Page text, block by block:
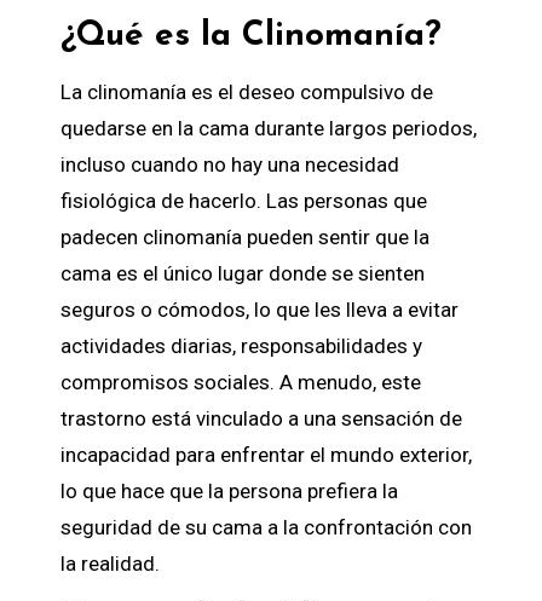
¿Qué es la Clinomanía?
La clinomanía es el deseo compulsivo de
quedarse en la cama durante largos periodos,
incluso cuando no hay una necesidad
fisiológica de hacerlo. Las personas que
padecen clinomanía pueden sentir que la
cama es el único lugar donde se sienten
seguros o cómodos, lo que les lleva a evitar
actividades diarias, responsabilidades y
compromisos sociales. A menudo, este
trastorno está vinculado a una sensación de
incapacidad para enfrentar el mundo exterior,
lo que hace que la persona prefiera la
seguridad de su cama a la confrontación con
la realidad.